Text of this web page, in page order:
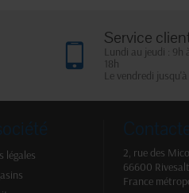
Service
Lundi au jeudi : 9h
18h
Le vendredi jusqu'à
légales
2, rue des
66600
France